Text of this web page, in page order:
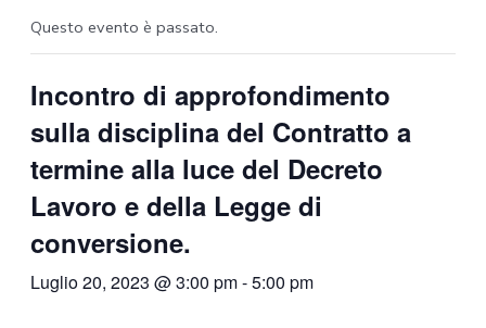
Questo evento è passato.
Incontro di approfondimento
sulla disciplina del Contratto a
termine alla luce del Decreto
Lavoro e della Legge di
conversione.
Luglio 20, 2023 @ 3:00 pm-5:00 pm